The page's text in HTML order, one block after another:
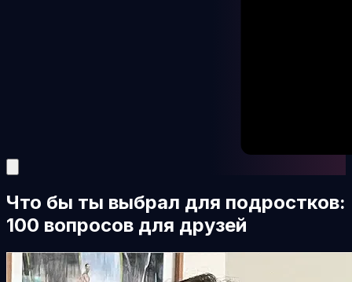
Что бы ты выбрал для подростков:
100 вопросов для друзей